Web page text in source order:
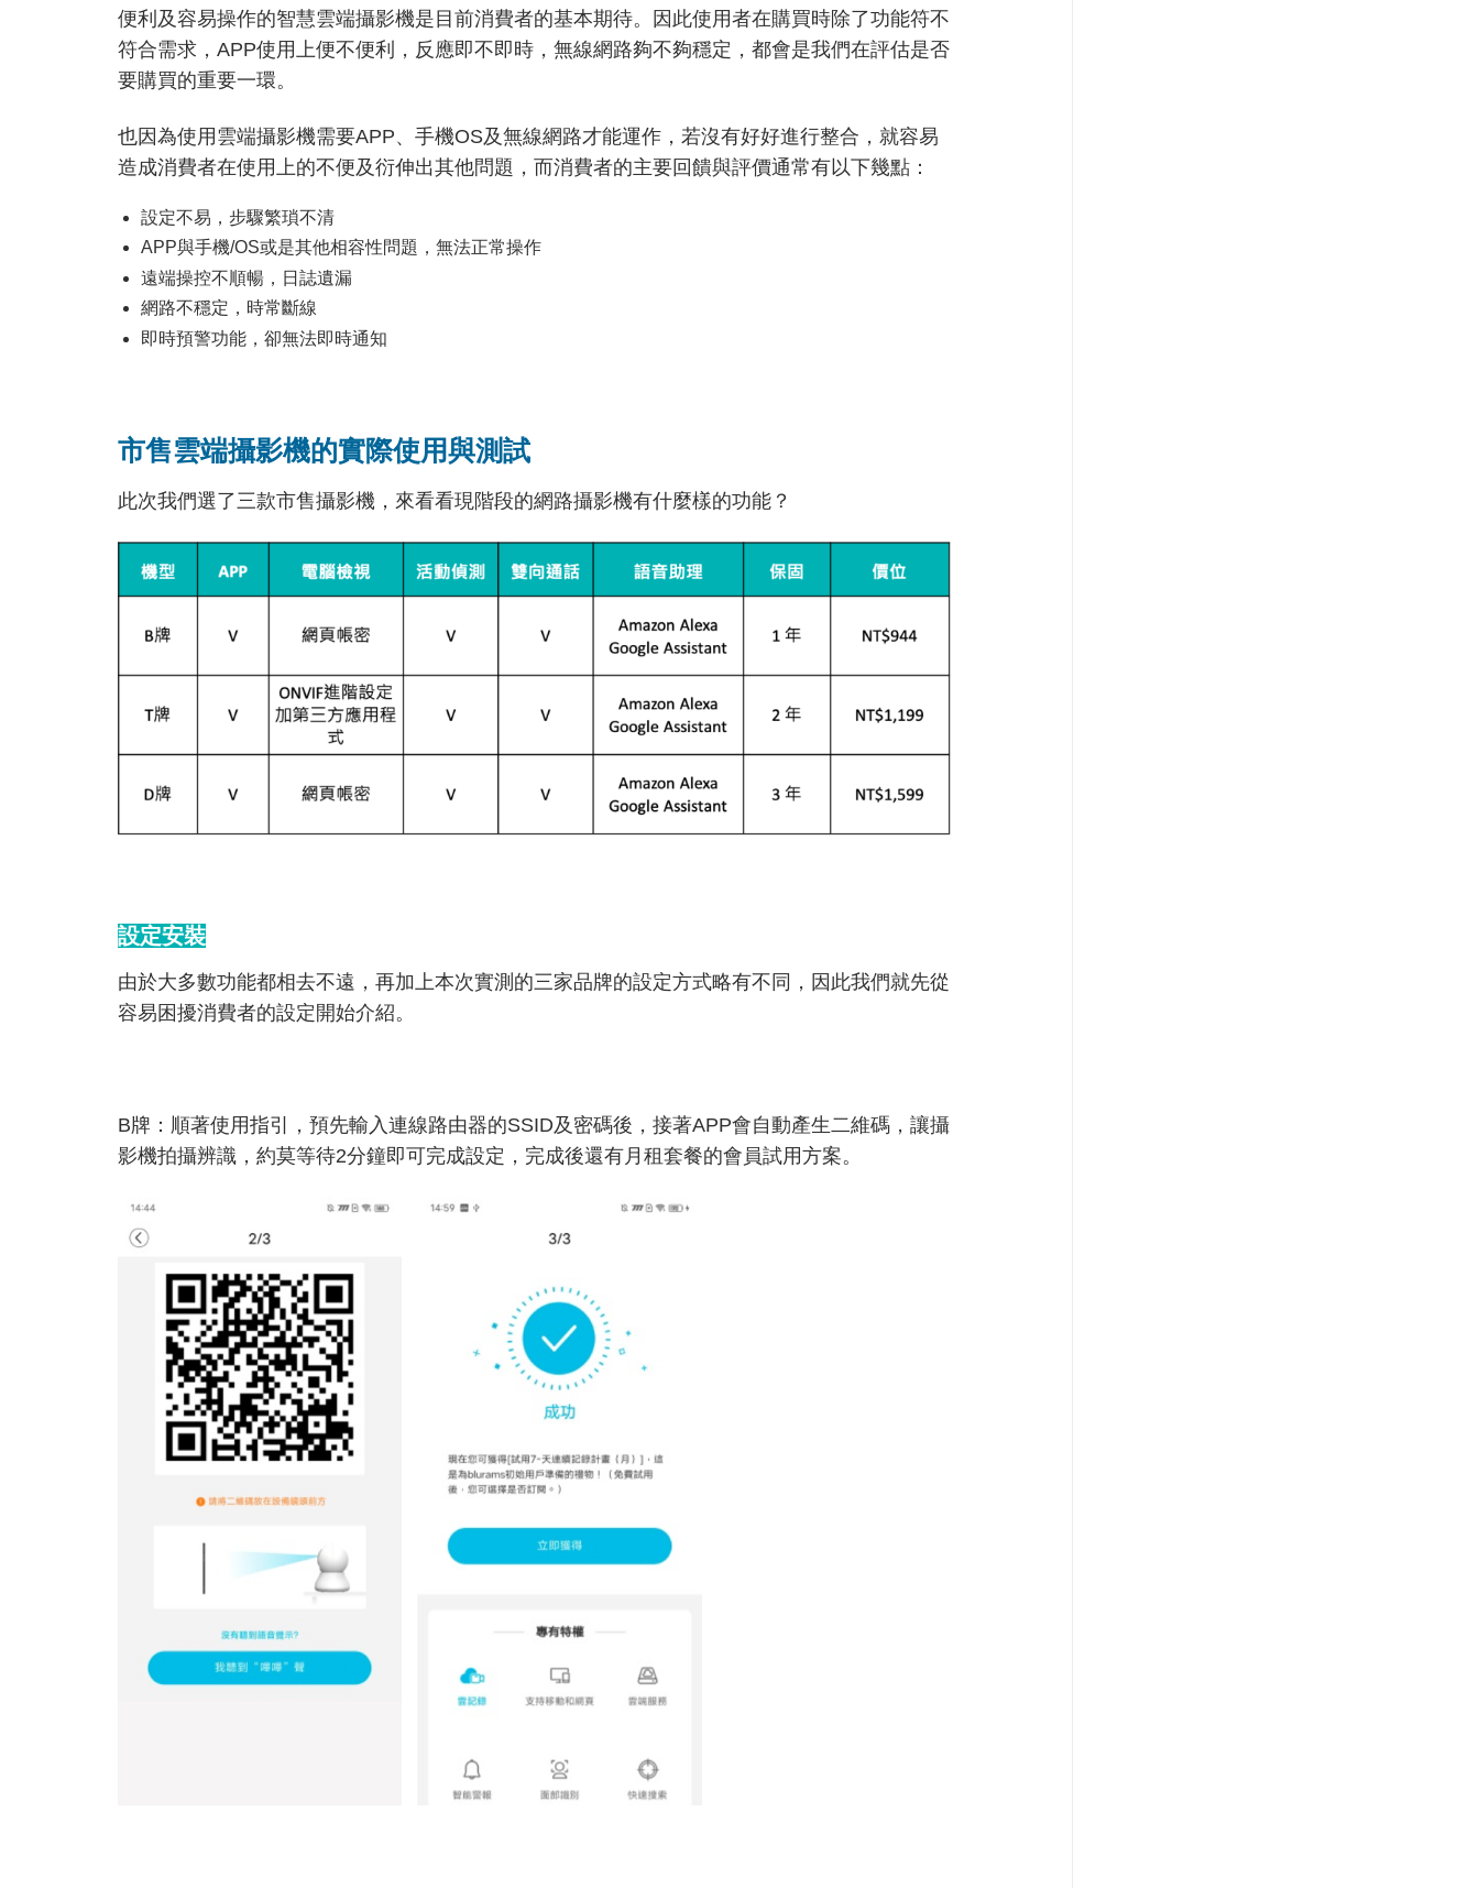
便利及容易操作的智慧雲端攝影機是目前消費者的基本期待。因此使用者在購買時除了功能符不
符合需求，APP使用上便不便利，反應即不即時，無線網路夠不夠穩定，都會是我們在評估是否
要購買的重要一環。
也因為使用雲端攝影機需要APP、手機OS及無線網路才能運作，若沒有好好進行整合，就容易
造成消費者在使用上的不便及衍伸出其他問題，而消費者的主要回饋與評價通常有以下幾點：
設定不易，步驟繁瑣不清
APP與手機/OS或是其他相容性問題，無法正常操作
遠端操控不順暢，日誌遺漏
網路不穩定，時常斷線
即時預警功能，卻無法即時通知
市售雲端攝影機的實際使用與測試
此次我們選了三款市售攝影機，來看看現階段的網路攝影機有什麼樣的功能？
設定安裝
由於大多數功能都相去不遠，再加上本次實測的三家品牌的設定方式略有不同，因此我們就先從
容易困擾消費者的設定開始介紹。
B牌：順著使用指引，預先輸入連線路由器的SSID及密碼後，接著APP會自動產生二維碼，讓攝
影機拍攝辨識，約莫等待2分鐘即可完成設定，完成後還有月租套餐的會員試用方案。